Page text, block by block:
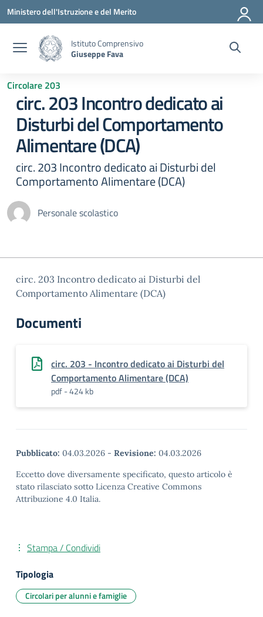
Vai ai contenuti
Vai al menu di navigazione
Vai al footer
Ministero dell'Istruzione e del Merito
Istituto Comprensivo
Giuseppe Fava
Circolare 203
circ. 203 Incontro dedicato ai
Disturbi del Comportamento
Alimentare (DCA)
circ. 203 Incontro dedicato ai Disturbi del
Comportamento Alimentare (DCA)
Personale scolastico
circ. 203 Incontro dedicato ai Disturbi del
Comportamento Alimentare (DCA)
Documenti
circ. 203 - Incontro dedicato ai Disturbi del
Comportamento Alimentare (DCA)
pdf - 424 kb
Pubblicato: 04.03.2026 - Revisione: 04.03.2026
Eccetto dove diversamente specificato, questo articolo è
stato rilasciato sotto Licenza Creative Commons
Attribuzione 4.0 Italia.
Stampa / Condividi
Tipologia
Circolari per alunni e famiglie